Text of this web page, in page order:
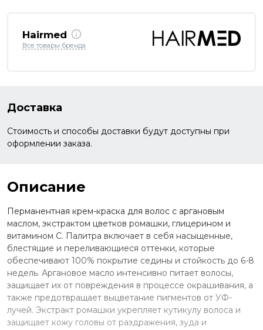
Hairmed
Все товары бренда
Доставка
Стоимость и способы доставки будут доступны при
оформлении заказа.
Описание
Перманентная крем-краска для волос с аргановым
маслом, экстрактом цветков ромашки, глицерином и
витамином С. Палитра включает в себя насыщенные,
блестящие и переливающиеся оттенки, которые
обеспечивают 100% покрытие седины и стойкость до 6-8
недель. Аргановое масло интенсивно питает волосы,
защищает их от повреждения в процессе окрашивания, а
также предотвращает выцветание пигментов от УФ-
лучей. Экстракт ромашки укрепляет кутикулу волоса и
защищает кожу головы от раздражения, зуда и